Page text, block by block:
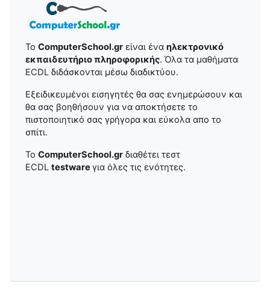
To ComputerSchool.gr είναι ένα ηλεκτρονικό
εκπαιδευτήριο πληροφορικής. Όλα τα μαθήματα
ECDL διδάσκονται μέσω διαδικτύου.
Εξειδικευμένοι εισηγητές θα σας ενημερώσουν και
θα σας βοηθήσουν για να αποκτήσετε το
πιστοποιητικό σας γρήγορα και εύκολα απο το
σπίτι.
Το ComputerSchool.gr διαθέτει τεστ
ECDL testwareγια όλες τις ενότητες.